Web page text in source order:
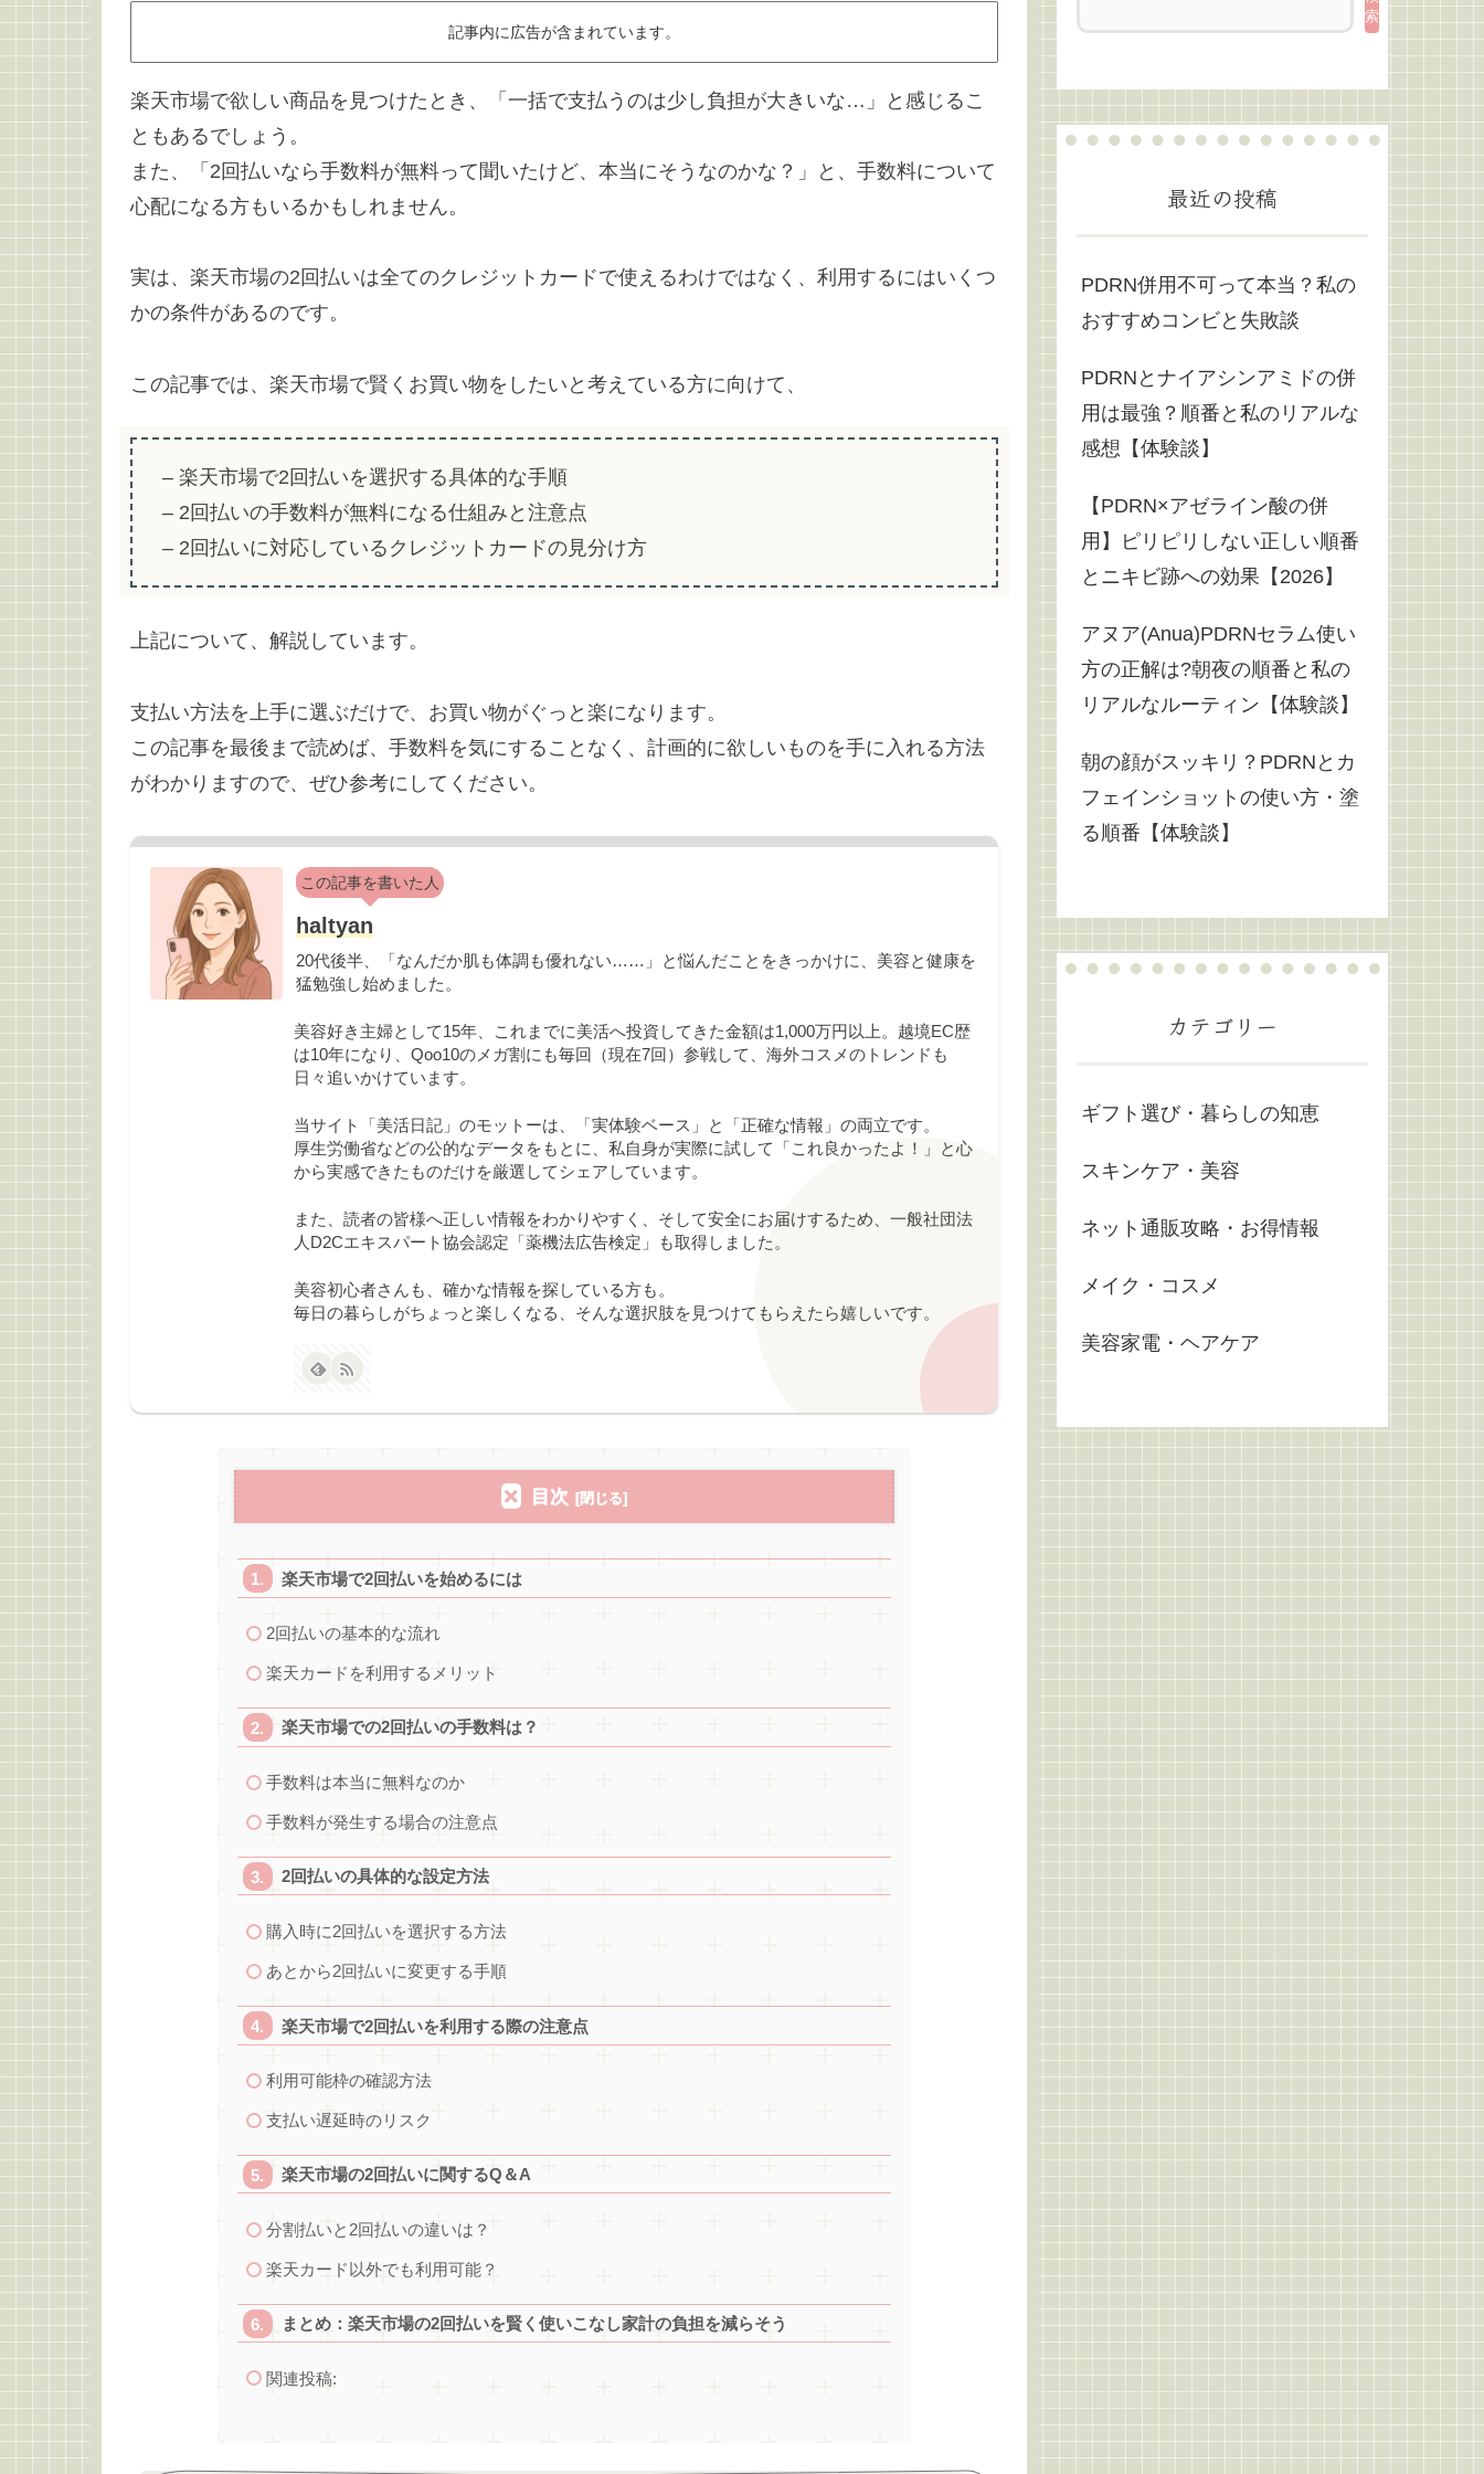
記事内に広告が含まれています。
楽天市場で欲しい商品を見つけたとき、「一括で支払うのは少し負担が大きいな…」と感じるこ
ともあるでしょう。
また、「2回払いなら手数料が無料って聞いたけど、本当にそうなのかな？」と、手数料について
心配になる方もいるかもしれません。
実は、楽天市場の2回払いは全てのクレジットカードで使えるわけではなく、利用するにはいくつ
かの条件があるのです。
この記事では、楽天市場で賢くお買い物をしたいと考えている方に向けて、
– 楽天市場で2回払いを選択する具体的な手順
– 2回払いの手数料が無料になる仕組みと注意点
– 2回払いに対応しているクレジットカードの見分け方
上記について、解説しています。
支払い方法を上手に選ぶだけで、お買い物がぐっと楽になります。
この記事を最後まで読めば、手数料を気にすることなく、計画的に欲しいものを手に入れる方法
がわかりますので、ぜひ参考にしてください。
この記事を書いた人
haltyan
20代後半、「なんだか肌も体調も優れない……」と悩んだことをきっかけに、美容と健康を
猛勉強し始めました。
美容好き主婦として15年、これまでに美活へ投資してきた金額は1,000万円以上。越境EC歴
は10年になり、Qoo10のメガ割にも毎回（現在7回）参戦して、海外コスメのトレンドも
日々追いかけています。
当サイト「美活日記」のモットーは、「実体験ベース」と「正確な情報」の両立です。
厚生労働省などの公的なデータをもとに、私自身が実際に試して「これ良かったよ！」と心
から実感できたものだけを厳選してシェアしています。
また、読者の皆様へ正しい情報をわかりやすく、そして安全にお届けするため、一般社団法
人D2Cエキスパート協会認定「薬機法広告検定」も取得しました。
美容初心者さんも、確かな情報を探している方も。
毎日の暮らしがちょっと楽しくなる、そんな選択肢を見つけてもらえたら嬉しいです。
目次
楽天市場で2回払いを始めるには
2回払いの基本的な流れ
楽天カードを利用するメリット
楽天市場での2回払いの手数料は？
手数料は本当に無料なのか
手数料が発生する場合の注意点
2回払いの具体的な設定方法
購入時に2回払いを選択する方法
あとから2回払いに変更する手順
楽天市場で2回払いを利用する際の注意点
利用可能枠の確認方法
支払い遅延時のリスク
楽天市場の2回払いに関するQ＆A
分割払いと2回払いの違いは？
楽天カード以外でも利用可能？
まとめ：楽天市場の2回払いを賢く使いこなし家計の負担を減らそう
関連投稿:
索
最近の投稿
PDRN併用不可って本当？私の
おすすめコンビと失敗談
PDRNとナイアシンアミドの併
用は最強？順番と私のリアルな
感想【体験談】
【PDRN×アゼライン酸の併
用】ピリピリしない正しい順番
とニキビ跡への効果【2026】
アヌア(Anua)PDRNセラム使い
方の正解は?朝夜の順番と私の
リアルなルーティン【体験談】
朝の顔がスッキリ？PDRNとカ
フェインショットの使い方・塗
る順番【体験談】
カテゴリー
ギフト選び・暮らしの知恵
スキンケア・美容
ネット通販攻略・お得情報
メイク・コスメ
美容家電・ヘアケア